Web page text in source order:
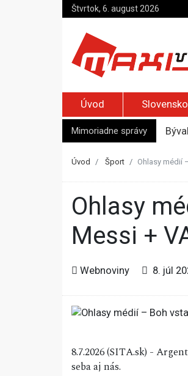
Štvrtok, 6. august 2026
Úvod Slovensko
Mimoriadne správy
Úvod Šport Ohlasy médií
Ohlasy médií – Boh vstal z mŕtvych a pomohol Argentíne.
Messi +
Webnoviny 8. júl
8.7.2026 (SITA.sk) -
seba aj nás.